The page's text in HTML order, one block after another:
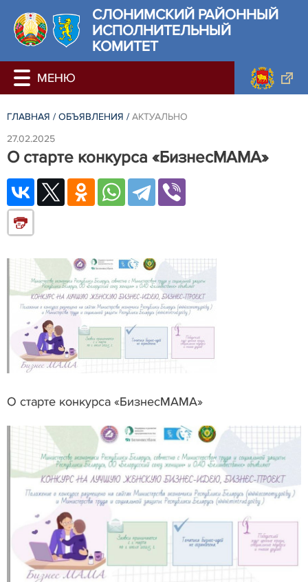
СЛОНИМСКИЙ РАЙОННЫЙ
ИСПОЛНИТЕЛЬНЫЙ
КОМИТЕТ
ГЛАВНАЯ / ОБЪЯВЛЕНИЯ / АКТУАЛЬНО
27.02.2025
О старте конкурса «БизнесМАМА»
О старте конкурса «БизнесМАМА»